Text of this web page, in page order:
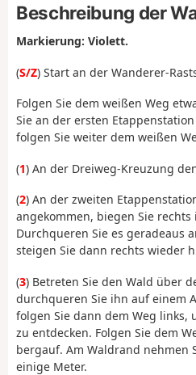
Beschreibung der
Markierung: Violett.
(S/Z) Start an der Wanderer-
Folgen Sie dem weißen Weg
Sie an der ersten Etappenstation
folgen Sie weiter dem weißen
(1) An der Dreiweg-Kreuzung
(2) An der zweiten
angekommen, biegen Sie
Durchqueren Sie es geradeaus
steigen Sie dann rechts wieder
(3) Betreten Sie den Wald über
durchqueren Sie ihn auf einem
folgen Sie dann dem Weg links,
zu entdecken. Folgen Sie dem
bergauf. Am Waldrand nehmen
einige Meter.